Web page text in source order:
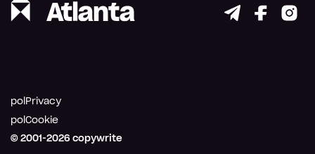
© 2001-2026 copywrite
polPrivacy
polCookie